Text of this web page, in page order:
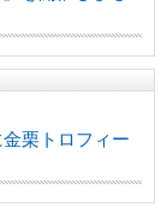
栗トロフィー